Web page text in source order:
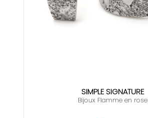
SIMPLE SIGNATURE
Bijoux Flamme en rose